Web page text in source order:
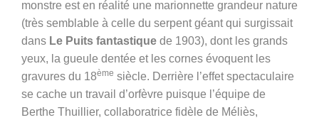
monstre est en réalité une marionnette grandeur nature
(très semblable à celle du serpent géant qui surgissait
dans Le Puits fantastique de 1903), dont les grands
yeux, la gueule dentée et les cornes évoquent les
gravures du 18ème siècle. Derrière l’effet spectaculaire
se cache un travail d’orfèvre puisque l’équipe de
Berthe Thuillier, collaboratrice fidèle de Méliès,